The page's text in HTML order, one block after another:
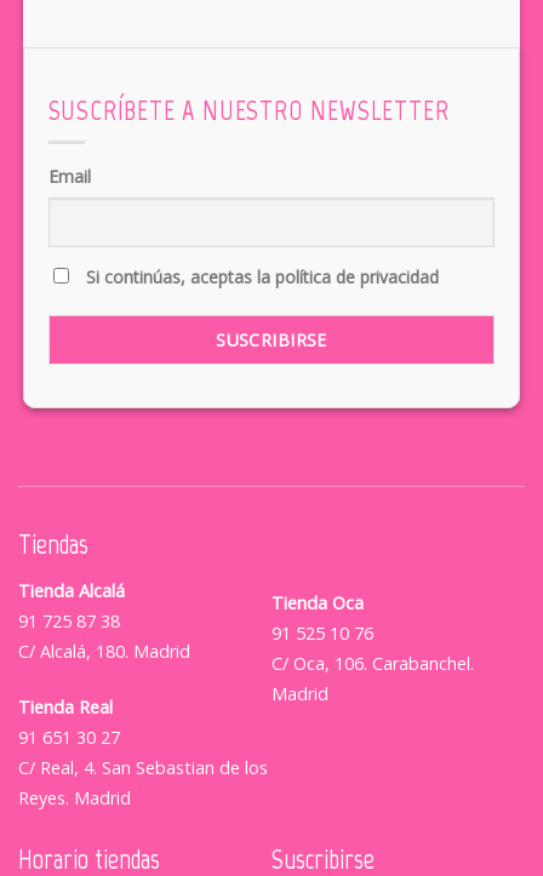
SUSCRÍBETE A NUESTRO NEWSLETTER
Email
Si continúas, aceptas la política de privacidad
Tiendas
Tienda Alcalá
91 725 87 38
C/ Alcalá, 180. Madrid
Tienda Real
91 651 30 27
C/ Real, 4. San Sebastian de los
Reyes. Madrid
Tienda Oca
91 525 10 76
C/ Oca, 106. Carabanchel.
Madrid
Horario tiendas Suscribirse